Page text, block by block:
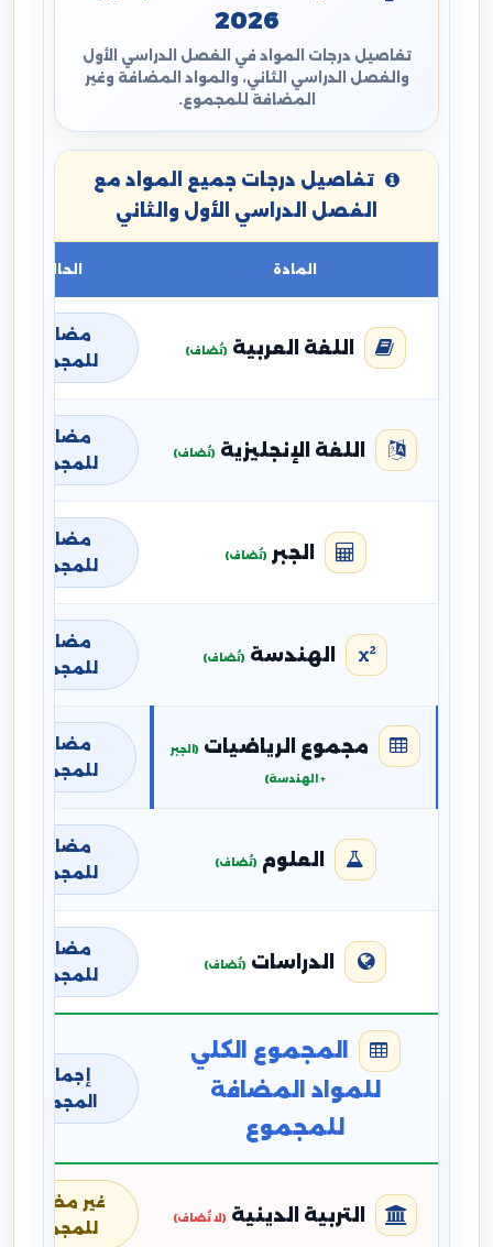
2026
تفاصيل درجات المواد في الفصل الدراسي الأول
والفصل الدراسي الثاني، والمواد المضافة وغير
المضافة للمجموع.
تفاصيل درجات جميع المواد مع
الفصل الدراسي الأول والثاني
المادة الحالة
اللغة العربية (تُضاف)
مضافة
للمجموع
اللغة الإنجليزية (تُضاف)
مضافة
للمجموع
الجبر (تُضاف)
مضافة
للمجموع
الهندسة (تُضاف)
مضافة
للمجموع
مجموع الرياضيات (الجبر
+ الهندسة)
مضافة
للمجموع
العلوم (تُضاف)
مضافة
للمجموع
الدراسات (تُضاف)
مضافة
للمجموع
المجموع الكلي
للمواد المضافة
للمجموع
إجمالي
المجموع
التربية الدينية (لا تُضاف)
غير مضافة
للمجموع